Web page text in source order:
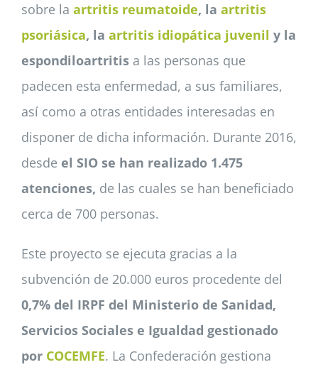
sobre la artritis reumatoide, la artritis
psoriásica, la artritis idiopática juvenil y la
espondiloartritis a las personas que
padecen esta enfermedad, a sus familiares,
así como a otras entidades interesadas en
disponer de dicha información. Durante 2016,
desde el SIO se han realizado 1.475
atenciones, de las cuales se han beneficiado
cerca de 700 personas.
Este proyecto se ejecuta gracias a la
subvención de 20.000 euros procedente del
0,7% del IRPF del Ministerio de Sanidad,
Servicios Sociales e Igualdad gestionado
por COCEMFE. La Confederación gestiona